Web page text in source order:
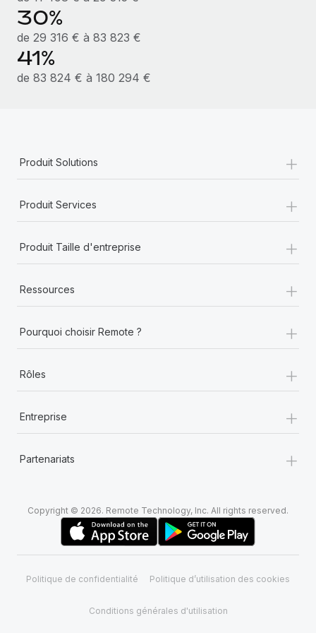
En savoir plus
30%
de 29 316 € à 83 823 €
41%
de 83 824 € à 180 294 €
Produit Solutions +
Produit Services +
Produit Taille d'entreprise +
Ressources +
Pourquoi choisir Remote ? +
Rôles +
Entreprise +
Partenariats +
Copyright © 2026. Remote Technology, Inc. All rights reserved.
Politique de confidentialité Politique d’utilisation des cookies
Conditions générales d'utilisation